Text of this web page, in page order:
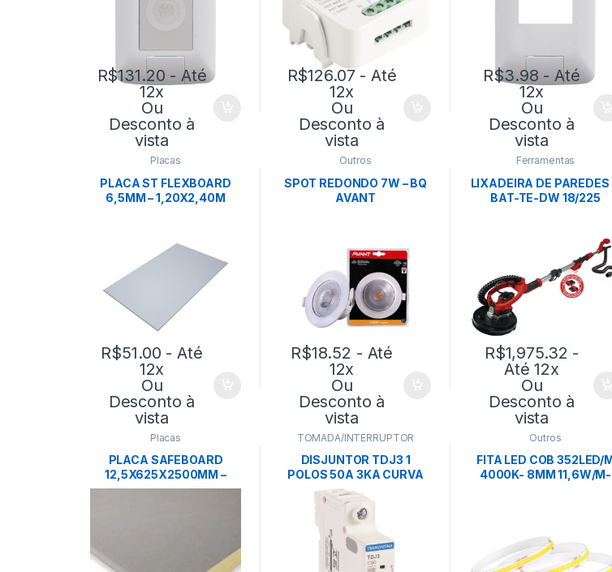
R$131.20 - Até
12x
Ou
Desconto à
vista
R$126.07 - Até
12x
Ou
Desconto à
vista
R$3.98 - Até
12x
Ou
Desconto à
vista
Placas
PLACA ST FLEXBOARD
6,5MM – 1,20X2,40M
R$51.00 - Até
12x
Ou
Desconto à
vista
Outros
SPOT REDONDO 7W – BQ
AVANT
R$18.52 - Até
12x
Ou
Desconto à
vista
Ferramentas
LIXADEIRA DE PAREDES
BAT-TE-DW 18/225
R$1,975.32 -
Até 12x
Ou
Desconto à
vista
Placas
PLACA SAFEBOARD
12,5X625X2500MM –
RAIO-X
TOMADA/INTERRUPTOR
DISJUNTOR TDJ3 1
POLOS 50A 3KA CURVA
C- TRAMONTINA
Outros
FITA LED COB 352LED/M
4000K- 8MM 11,6W/M-